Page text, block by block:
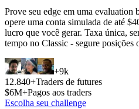
Prove seu edge em uma evaluation
opere uma conta simulada de até
lucro que você gerar. Taxa única,
tempo no Classic - segure posições
+9k
12.840+Traders de futures
$6M+Pagos aos traders
Escolha seu challenge